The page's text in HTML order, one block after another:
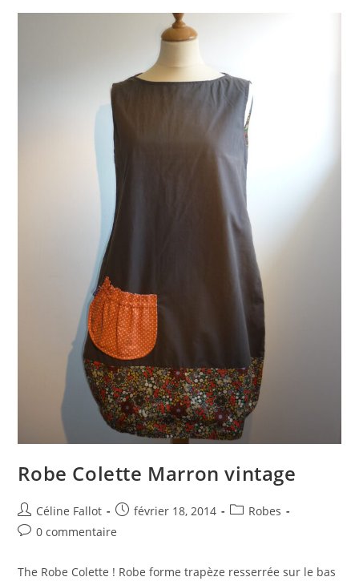
Robe Colette Marron vintage
Céline Fallot février 18, 2014
Robes
0 commentaire
The Robe Colette ! Robe forme trapèze resserrée sur le bas